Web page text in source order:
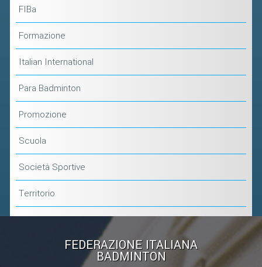
FIBa
Formazione
Italian International
Para Badminton
Promozione
Scuola
Società Sportive
Territorio
FEDERAZIONE ITALIANA
BADMINTON